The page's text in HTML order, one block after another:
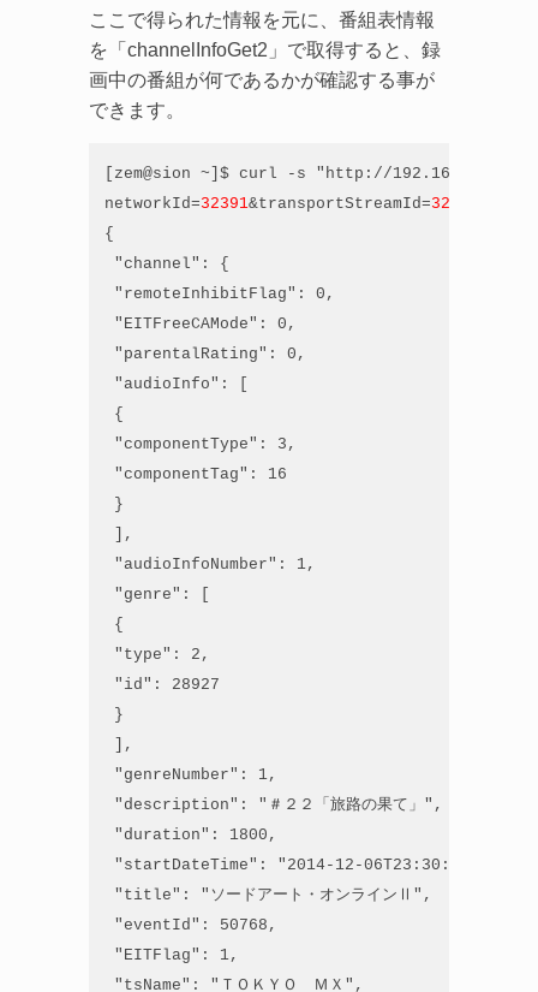
ここで得られた情報を元に、番組表情報
を「channelInfoGet2」で取得すると、録
画中の番組が何であるかが確認する事が
できます。
[zem@sion ~]$ curl -s "http://
networkId=32391&transportStreamId=32391
{
"channel": {
"remoteInhibitFlag": 0,
"EITFreeCAMode": 0,
"parentalRating": 0,
"audioInfo": [
{
"componentType": 3,
"componentTag": 16
}
],
"audioInfoNumber": 1,
"genre": [
{
"type": 2,
"id": 28927
}
],
"genreNumber": 1,
"description": "＃２２「旅路の果て」",
"duration": 1800,
"startDateTime": "2014-12-
"title": "ソードアート・オンラインⅡ",
"eventId": 50768,
"EITFlag": 1,
"tsName": "ＴＯＫＹＯ　ＭＸ",